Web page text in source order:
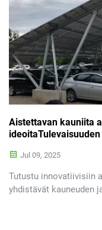
Aistettavan kauniita
Jul 09, 2025
Tutustu innovatiivisiin
yhdistävät kauneuden